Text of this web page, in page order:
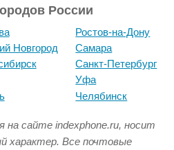
России
Новгород
Ростов-на-Дону
Самара
Санкт-Петербург
Уфа
Челябинск
сайте indexphone.ru, носит
характер. Все почтовые